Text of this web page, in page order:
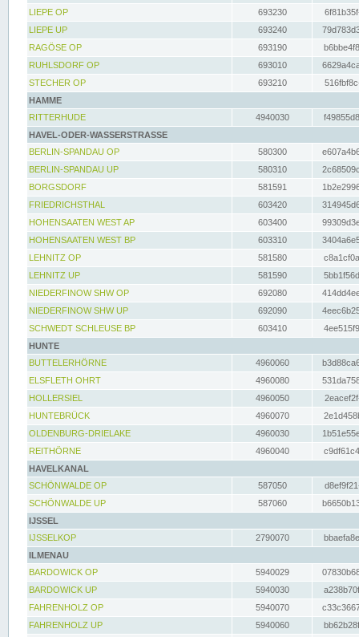
LIEPE OP
693230
LIEPE UP
693240
RAGÖSE OP
693190
RUHLSDORF OP
693010
STECHER OP
693210
HAMME
RITTERHUDE
4940030
HAVEL-ODER-WASSERSTRASSE
BERLIN-SPANDAU OP
580300
BERLIN-SPANDAU UP
580310
BORGSDORF
581591
FRIEDRICHSTHAL
603420
HOHENSAATEN WEST AP
603400
HOHENSAATEN WEST BP
603310
LEHNITZ OP
581580
LEHNITZ UP
581590
NIEDERFINOW SHW OP
692080
NIEDERFINOW SHW UP
692090
SCHWEDT SCHLEUSE BP
603410
HUNTE
BUTTELERHÖRNE
4960060
ELSFLETH OHRT
4960080
HOLLERSIEL
4960050
HUNTEBRÜCK
4960070
OLDENBURG-DRIELAKE
4960030
REITHÖRNE
4960040
HAVELKANAL
SCHÖNWALDE OP
587050
SCHÖNWALDE UP
587060
IJSSEL
IJSSELKOP
2790070
ILMENAU
BARDOWICK OP
5940029
BARDOWICK UP
5940030
FAHRENHOLZ OP
5940070
FAHRENHOLZ UP
5940060